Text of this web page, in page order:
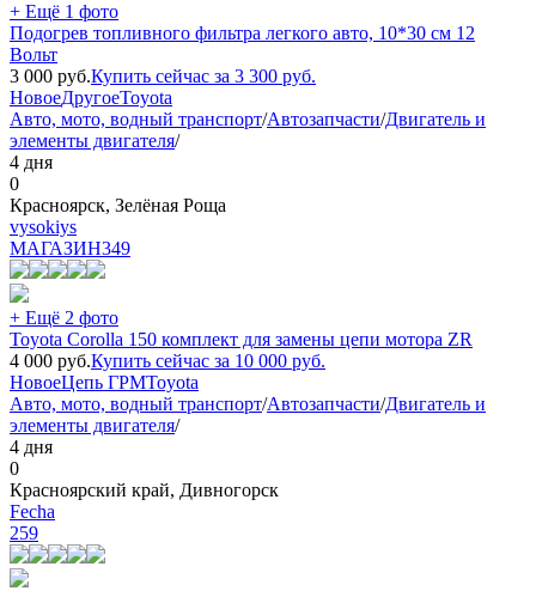
+ Ещё 1 фото
Подогрев топливного фильтра легкого авто, 10*30 см 12
Вольт
3 000 руб.Купить сейчас за 3 300 руб.
НовоеДругоеToyota
Авто, мото, водный транспорт/Автозапчасти/Двигатель и
элементы двигателя/
4 дня
0
Красноярск, Зелёная Роща
vysokiys
МАГАЗИН349
+ Ещё 2 фото
Toyota Corolla 150 комплект для замены цепи мотора ZR
4 000 руб.Купить сейчас за 10 000 руб.
НовоеЦепь ГРМToyota
Авто, мото, водный транспорт/Автозапчасти/Двигатель и
элементы двигателя/
4 дня
0
Красноярский край, Дивногорск
Fecha
259